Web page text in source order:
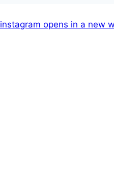
instagram opens in a new